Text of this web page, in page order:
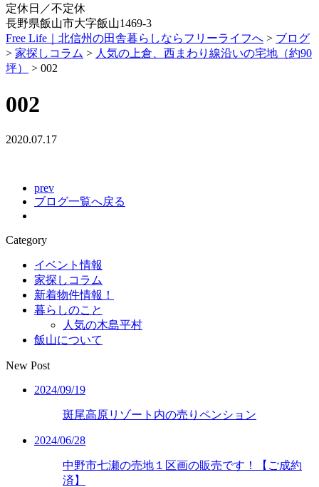
定休日／不定休
長野県飯山市大字飯山1469-3
Free Life｜北信州の田舎暮らしならフリーライフへ > ブログ
> 家探しコラム > 人気の上倉、西まわり線沿いの宅地（約90
坪）
> 002
002
2020.07.17
prev
ブログ一覧へ戻る
Category
イベント情報
家探しコラム
新着物件情報！
暮らしのこと
人気の木島平村
飯山について
New Post
2024/09/19
斑尾高原リゾート内の売りペンション
2024/06/28
中野市七瀬の売地１区画の販売です！【ご成約
済】